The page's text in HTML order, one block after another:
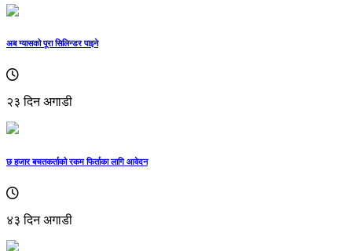
अब ग्यासको पूरा सिलिन्डर पाइने
२३ दिन अगाडी
छ हजार बचतकर्ताको रकम फिर्ताका लागि आवेदन
४३ दिन अगाडी